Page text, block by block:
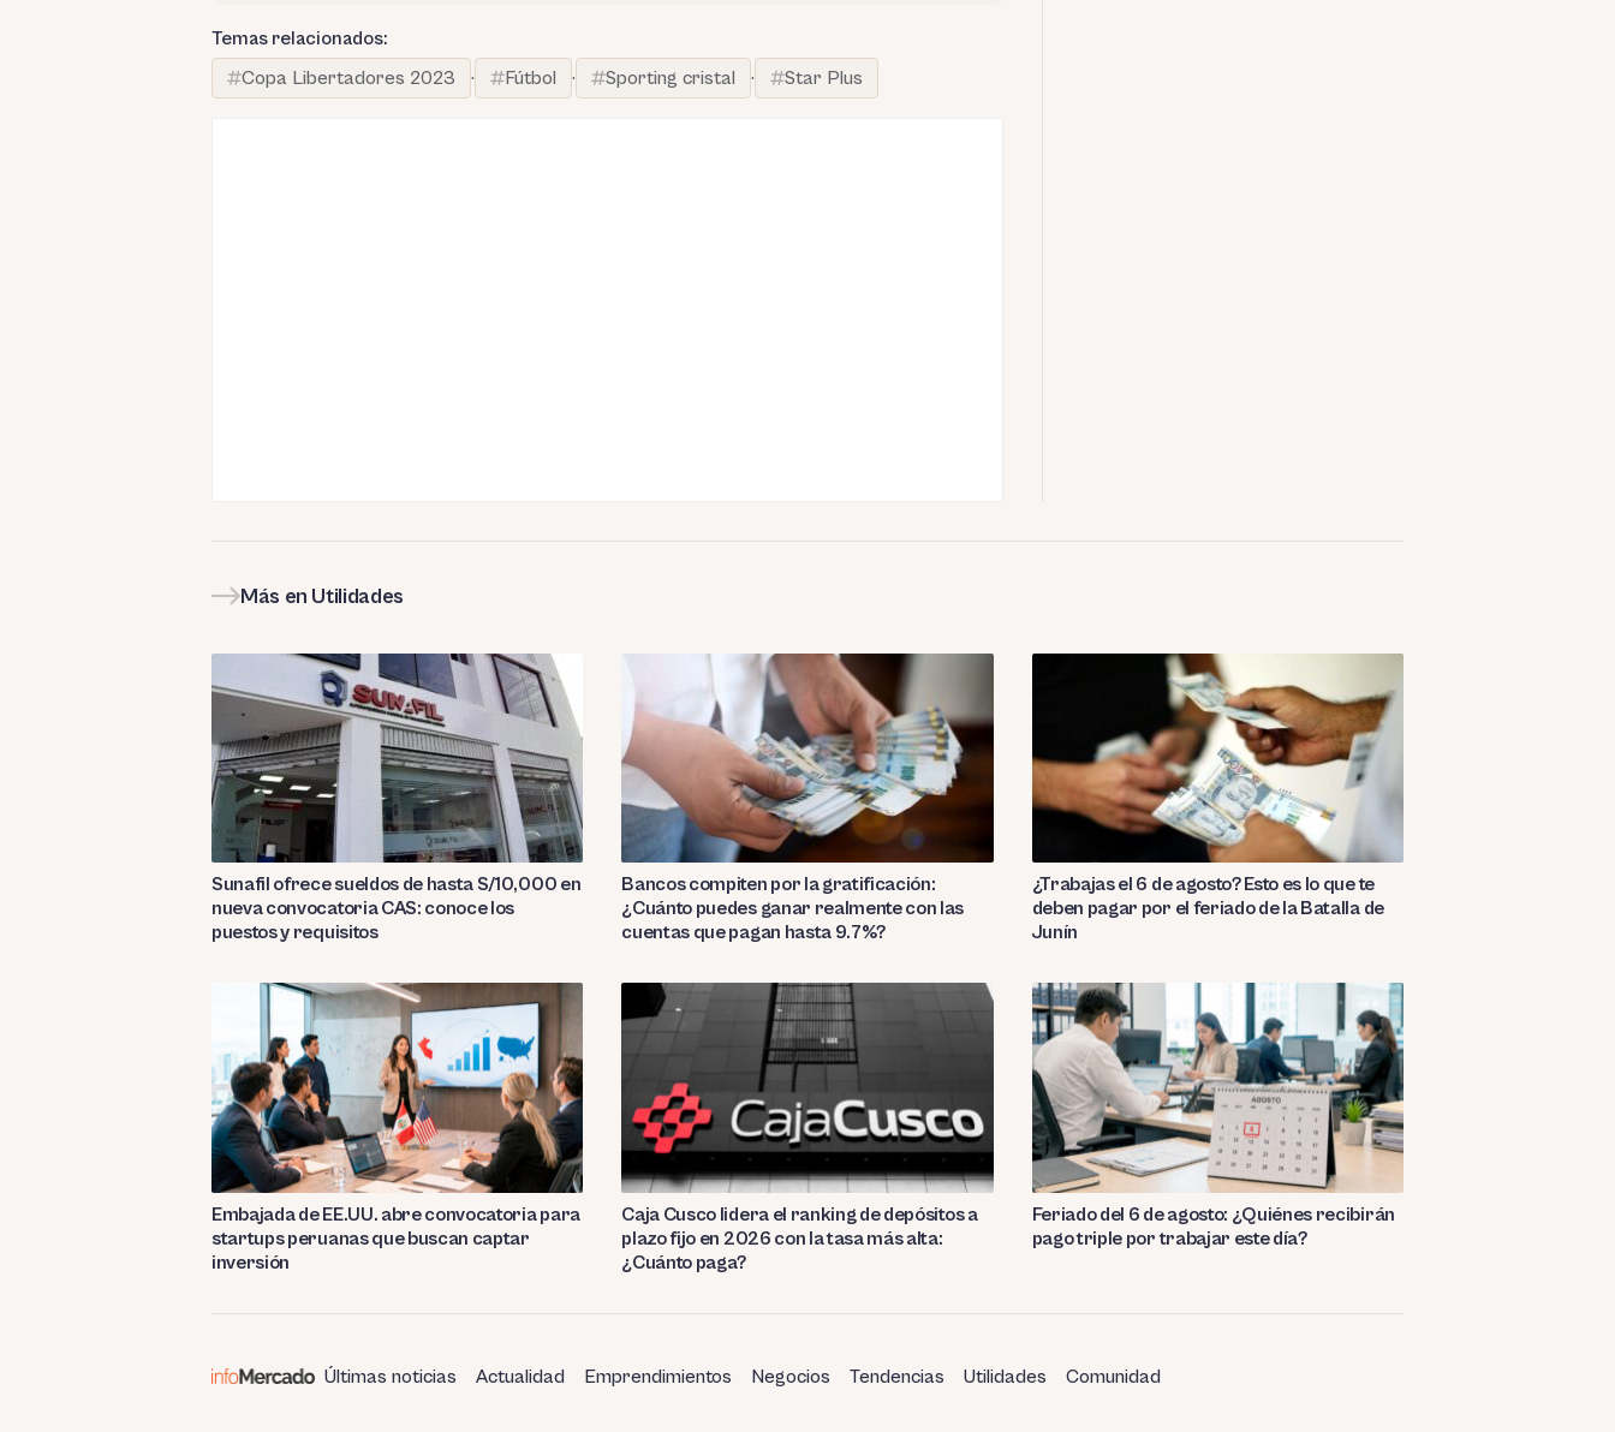
Temas relacionados:
Copa Libertadores 2023
· Fútbol · Sporting cristal · Star Plus
Más en Utilidades
Sunafil ofrece sueldos de hasta S/10,000 en
nueva convocatoria CAS: conoce los
puestos y requisitos
Bancos compiten por la gratificación:
¿Cuánto puedes ganar realmente con las
cuentas que pagan hasta 9.7%?
¿Trabajas el 6 de agosto? Esto es lo que te
deben pagar por el feriado de la Batalla de
Junín
Embajada de EE.UU. abre convocatoria para
startups peruanas que buscan captar
inversión
Caja Cusco lidera el ranking de depósitos a
plazo fijo en 2026 con la tasa más alta:
¿Cuánto paga?
Feriado del 6 de agosto: ¿Quiénes recibirán
pago triple por trabajar este día?
Últimas noticias Actualidad Emprendimientos Negocios Tendencias Utilidades Comunidad